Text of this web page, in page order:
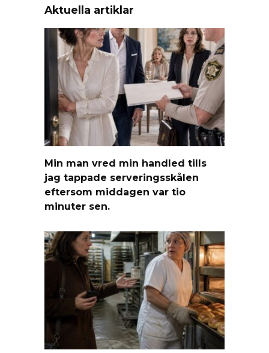
Aktuella artiklar
Min man vred min handled tills
jag tappade serveringsskålen
eftersom middagen var tio
minuter sen.